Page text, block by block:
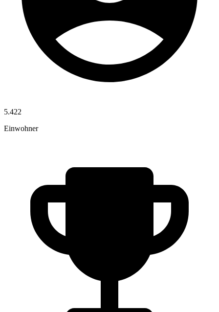
5.422
Einwohner